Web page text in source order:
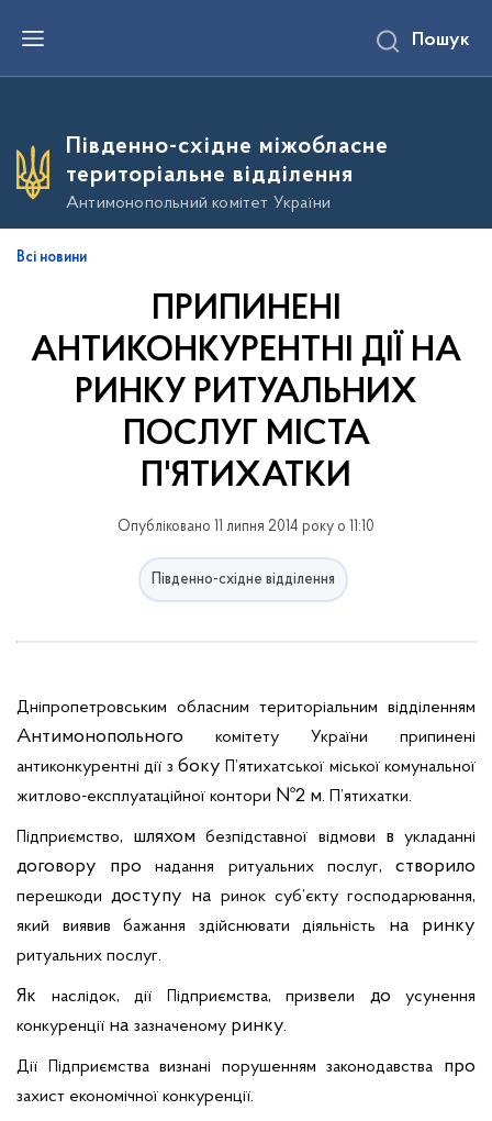
е
о
о
в
Пошук
Південно-східне міжобласне
територіальне відділення
Антимонопольний комітет України
Всі новини
ПРИПИНЕНІ
АНТИКОНКУРЕНТНІ ДІЇ НА
РИНКУ РИТУАЛЬНИХ
ПОСЛУГ МІСТА
П'ЯТИХАТКИ
Опубліковано 11 липня 2014 року о 11:10
Південно-східне відділення
Дніпропетровським обласним територіальним відділенням
Антимонопольного комітету України
припинені
антиконкурентні дії з боку П’ятихатської міської комунальної
житлово-експлуатаційної контори №2 м. П’ятихатки.
Підприємство, шляхомбезпідставної відмови вукладанні
договору пронадання ритуальних послуг, створило
перешкоди доступу на ринок суб’єкту господарювання,
який виявив бажання здійснювати діяльність на ринку
ритуальних послуг.
Як
наслідок, дії Підприємства, призвели до усунення
конкуренції на зазначеному ринку.
Дії Підприємства визнані порушенням законодавства про
захист економічної конкуренції.